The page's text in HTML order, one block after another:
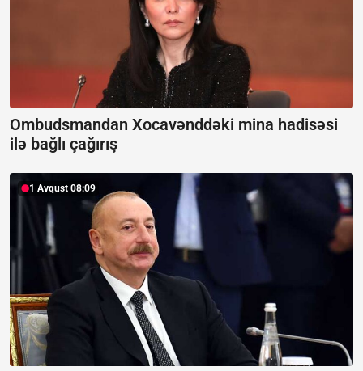
Ombudsmandan Xocavənddəki mina hadisəsi
ilə bağlı çağırış
1 Avqust 08:09